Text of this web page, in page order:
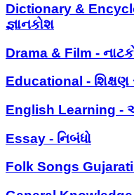
Dictionary &
જ્ઞાનકોશ
Drama & Film -
Educational - શિક્ષણ
English Learning -
Essay - નિબંધો
Folk Songs Gujarati